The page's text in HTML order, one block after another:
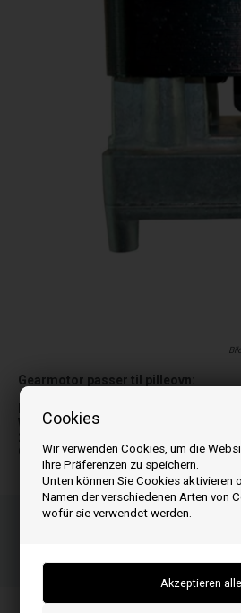
Cookies
Wir verwenden Cookies, um die
Ihre Präferenzen zu speichern.
Unten können Sie Cookies aktivieren
Namen der verschiedenen Arten von
wofür sie verwendet werden.
Gearmotor passer til pilleovn:
Rpm: 1,5
Welle durchmesser: 9,5 mm
CCW
Schnelle